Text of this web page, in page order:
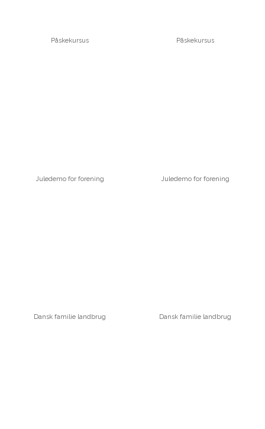
Påskekursus Påskekursus
Juledemo for forening Juledemo for forening
Dansk familie landbrug Dansk familie landbrug